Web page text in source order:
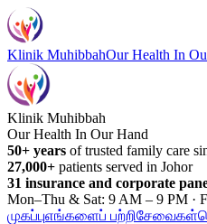
Klinik MuhibbahOur Health In
Klinik Muhibbah
Our Health In Our Hand
50+ years of trusted family care
27,000+ patients served in Johor
31 insurance and corporate
Mon–Thu & Sat: 9 AM – 9 PM ·
முகப்புஎங்களைப் பற்றிசேவைகள்